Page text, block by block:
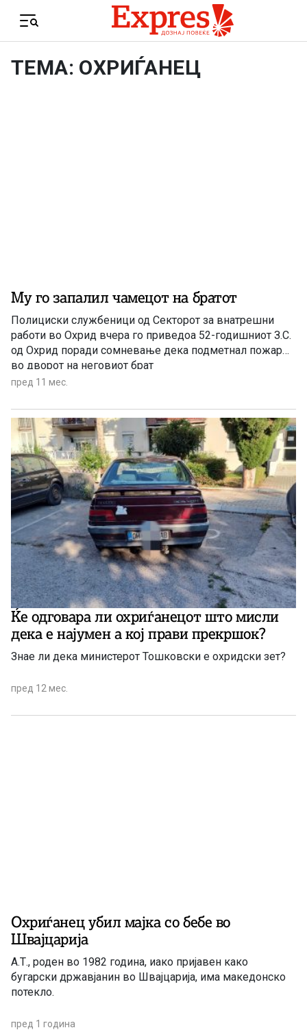
Menu
ТЕМА: ОХРИЃАНЕЦ
Му го запалил чамецот на братот
Полициски службеници од Секторот за внатрешни
работи во Охрид вчера го приведоа 52-годишниот З.С.
од Охрид поради сомневање дека подметнал пожар
во дворот на неговиот брат
пред 11 мес.
Ќе одговара ли охриѓанецот што мисли
дека е најумен а кој прави прекршок?
Знае ли дека министерот Тошковски е охридски зет?
пред 12 мес.
Охриѓанец убил мајка со бебе во
Швајцарија
А.Т., роден во 1982 година, иако пријавен како
бугарски државјанин во Швајцарија, има македонско
потекло.
пред 1 година